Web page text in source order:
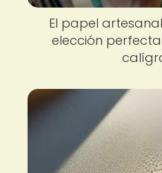
El papel
elección